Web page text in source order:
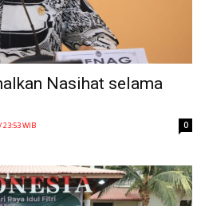
Nasihat selama
23:53 WIB 0